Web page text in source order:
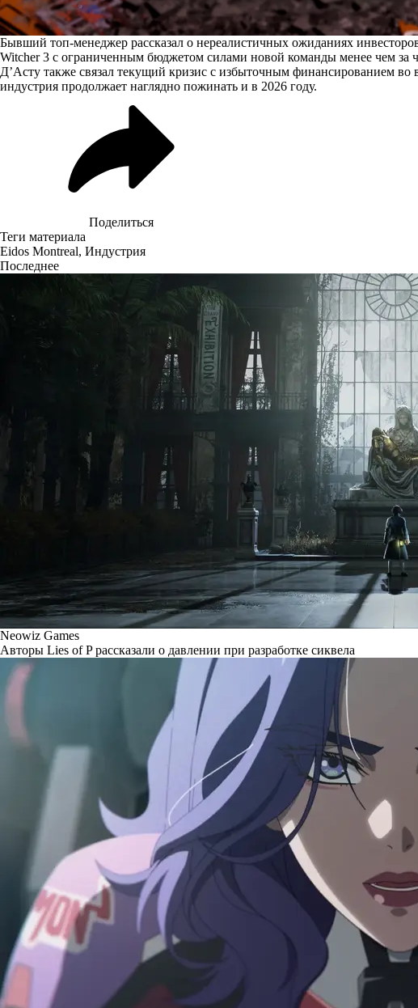
Бывший топ-менеджер рассказал о нереалистичных ожиданиях
Witcher 3 с ограниченным бюджетом силами новой команды менее чем за
Д’Асту также связал текущий кризис с избыточным финансированием
индустрия продолжает наглядно пожинать и в 2026 году.
Поделиться
Теги материала
Eidos Montreal, Индустрия
Последнее
Neowiz Games
Авторы Lies of P рассказали о давлении при разработке сиквела